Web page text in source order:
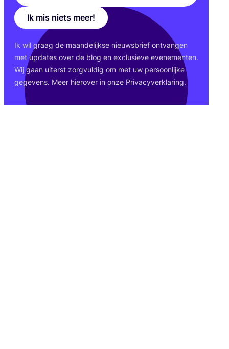
Ik mis niets meer!
Ik wil graag de maan­de­lijk­se nieuws­brief ont­van­gen
met upda­tes over de blog en exclu­sie­ve eve­ne­men­ten.
Wij gaan uiterst zorg­vul­dig om met uw per­soon­lij­ke
gege­vens. Meer hier­over in onze Pri­va­cy­ver­kla­ring.